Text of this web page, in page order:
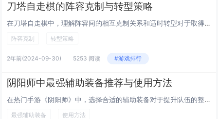
刀塔自走棋的阵容克制与转型策略
在刀塔自走棋中，理解阵容间的相互克制关系和适时转型对于取得胜利至关重要。不同阵容之间存在克制关系，如战士阵容能有效抵御法师的攻击，但可能较弱于游侠或刺客阵容；法师阵容虽然输出强大，却容易被高护甲或带有沉默、打断技能的阵容克制。玩家需观察场上...
阵容克制 转型策略
2年前(2024-09-30) 5253 阅读 #游戏排行
阴阳师中最强辅助装备推荐与使用方法
在热门手游《阴阳师》中，选择合适的辅助装备对于提升队伍的整体实力至关重要。针对辅助式神，推荐使用“招财猫”、“火灵”和“蚌精”等套装。这些装备能够为团队提供稳定的鬼火支持或护盾保护，增强生存能力和输出效率。“招财猫”可以在回合开始时有几率获...
最强辅助装备 使用方法